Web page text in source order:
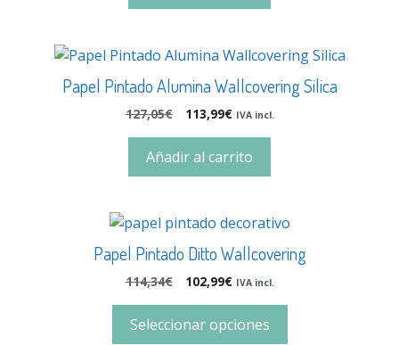
Papel Pintado Alumina Wallcovering Silica
127,05€ 113,99€ IVA incl.
Añadir al carrito
Papel Pintado Ditto Wallcovering
114,34€ 102,99€ IVA incl.
Seleccionar opciones